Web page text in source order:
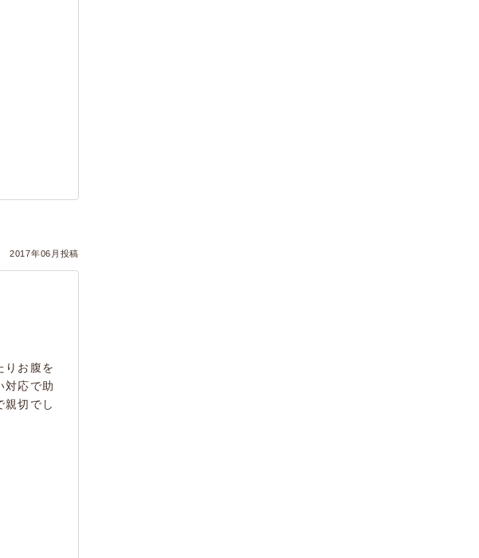
2017年06月投稿
りお腹を
対応で助
親切でし